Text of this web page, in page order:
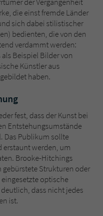
die einst fremde Länder
sich dabei stilistischer
bedienten, die von den
verdammt werden:
Beispiel Bilder von
Künstler aus
haben.
fest, dass der Kunst bei
Entstehungsumstände
Das Publikum sollte
erstaunt werden, um
Brooke-Hitchings
gebürstete Strukturen oder
optische
dass nicht jedes
ist.